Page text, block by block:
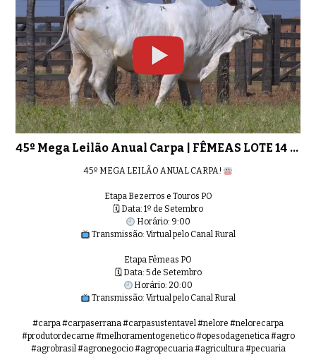
45º Mega Leilão Anual Carpa | FÊMEAS LOTE 14 - 5881
45º MEGA LEILÃO ANUAL CARPA!
Etapa Bezerros e Touros PO
🗓 Data: 1º de Setembro
Horário: 9:00
Transmissão: Virtual pelo Canal Rural
Etapa Fêmeas PO
🗓 Data: 5 de Setembro
Horário: 20:00
Transmissão: Virtual pelo Canal Rural
#carpa #carpaserrana #carpasustentavel #nelore #nelorecarpa
#produtordecarne #melhoramentogenetico #opesodagenetica #agro
#agrobrasil #agronegocio #agropecuaria #agricultura #pecuaria